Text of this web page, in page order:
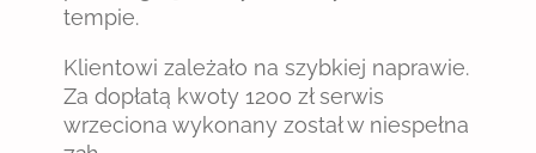
tempie.
Klientowi zależało na szybkiej naprawie.
Za dopłatą kwoty 1200 zł serwis
wrzeciona wykonany został w niespełna